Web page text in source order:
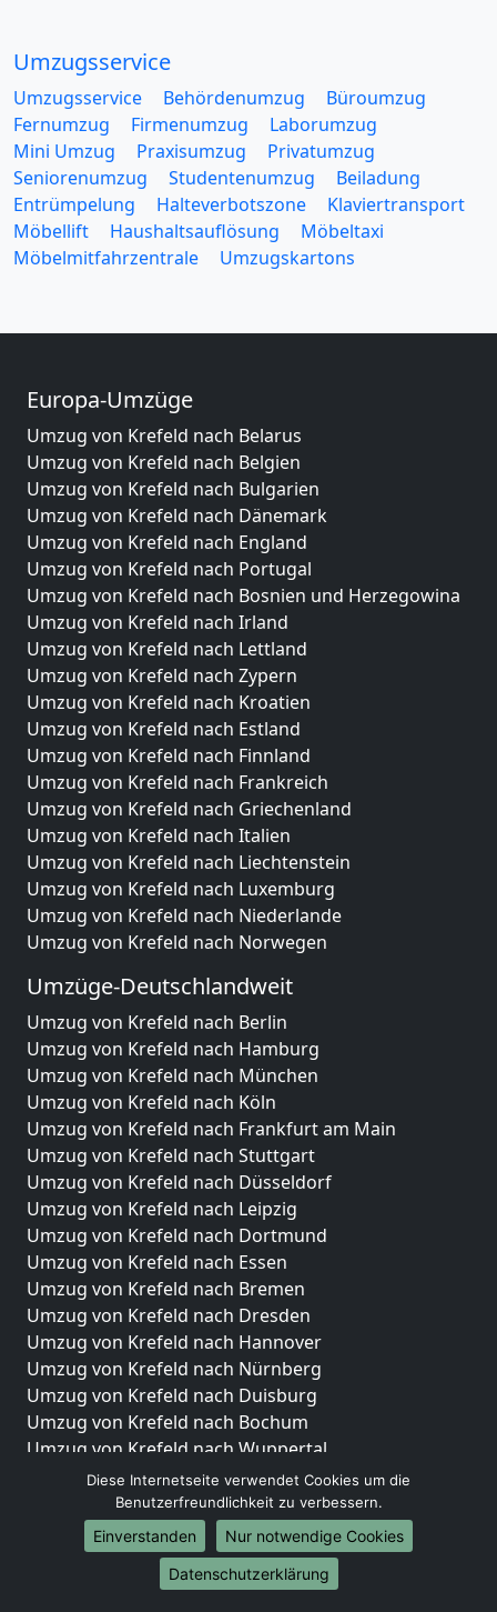
Umzugsservice
Umzugsservice Behördenumzug
Büroumzug
Fernumzug
Firmenumzug
Laborumzug
Mini Umzug
Praxisumzug
Privatumzug
Seniorenumzug
Studentenumzug
Beiladung
Entrümpelung
Halteverbotszone
Klaviertransport
Möbellift
Haushaltsauflösung
Möbeltaxi
Möbelmitfahrzentrale
Umzugskartons
Europa-Umzüge
Umzug von Krefeld nach Belarus
Umzug von Krefeld nach Belgien
Umzug von Krefeld nach Bulgarien
Umzug von Krefeld nach Dänemark
Umzug von Krefeld nach England
Umzug von Krefeld nach Portugal
Umzug von Krefeld nach Bosnien und Herzegowina
Umzug von Krefeld nach Irland
Umzug von Krefeld nach Lettland
Umzug von Krefeld nach Zypern
Umzug von Krefeld nach Kroatien
Umzug von Krefeld nach Estland
Umzug von Krefeld nach Finnland
Umzug von Krefeld nach Frankreich
Umzug von Krefeld nach Griechenland
Umzug von Krefeld nach Italien
Umzug von Krefeld nach Liechtenstein
Umzug von Krefeld nach Luxemburg
Umzug von Krefeld nach Niederlande
Umzug von Krefeld nach Norwegen
Umzüge-Deutschlandweit
Umzug von Krefeld nach Berlin
Umzug von Krefeld nach Hamburg
Umzug von Krefeld nach München
Umzug von Krefeld nach Köln
Umzug von Krefeld nach Frankfurt am Main
Umzug von Krefeld nach Stuttgart
Umzug von Krefeld nach Düsseldorf
Umzug von Krefeld nach Leipzig
Umzug von Krefeld nach Dortmund
Umzug von Krefeld nach Essen
Umzug von Krefeld nach Bremen
Umzug von Krefeld nach Dresden
Umzug von Krefeld nach Hannover
Umzug von Krefeld nach Nürnberg
Umzug von Krefeld nach Duisburg
Umzug von Krefeld nach Bochum
Umzug von Krefeld nach Wuppertal
Umzug von Krefeld nach Bielefeld
Umzug von Krefeld nach Bonn
Umzug von Krefeld nach Münster
Internationale-Umzüge
Diese Internetseite verwendet Cookies um die
Benutzerfreundlichkeit zu verbessern.
Einverstanden
Nur notwendige Cookies
Datenschutzerklärung